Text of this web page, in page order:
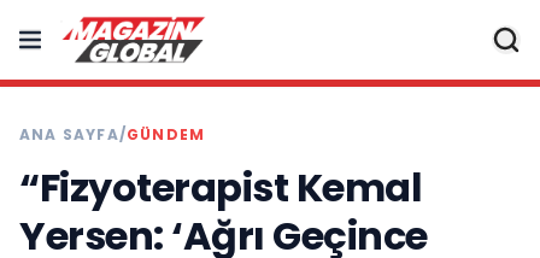
ANA SAYFA/GÜNDEM
“Fizyoterapist Kemal
Yersen: ‘Ağrı Geçince